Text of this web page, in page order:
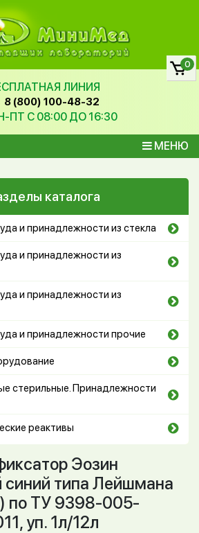
ЛИНИЯ
8 (800) 100-48-32
ПТ С 08:00 ДО 16:30
МЕНЮ
0
каталога
и принадлежности из стекла
и принадлежности из
и принадлежности из
и принадлежности прочие
стерильные. Принадлежности
реактивы
Эозин
синий типа Лейшмана
ТУ 9398-005-
уп. 1л/12л